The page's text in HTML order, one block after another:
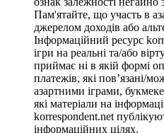
Пам'ятайте, що участь в
джерелом доходів або
Інформаційний ресурс
ігри на реальні та/або
приймає ні в якій формі
платежів, які пов’язані/
азартними іграми,
які матеріали на
korrespondent.net
інформаційних цілях.